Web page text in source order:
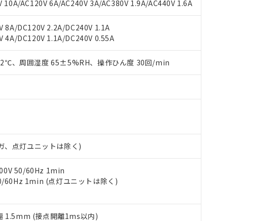
10A/AC120V 6A/AC240V 3A/AC380V 1.9A/AC440V 1.6A
8A/DC120V 2.2A/DC240V 1.1A
4A/DC120V 1.1A/DC240V 0.55A
、周囲湿度 65±5%RH、操作ひん度 30回/min
、点灯ユニットは除く)
50/60Hz 1min
60Hz 1min (点灯ユニットは除く)
1.5mm (接点開離1ms以内)
サービスに関するお客様との取引・商談に必要な範囲で利用することをご了承くだ
者とは、"個人情報の共同利用に関して"
す。
）の非含有証明書
（当社基準）
で非含有を証明するもので、過去に遡って非含有を証明するものではありません。
ル酸エステル類４物質の対応では、対応完了までの期間は出荷製品に未対応品が
に対応日を記載しておりました。